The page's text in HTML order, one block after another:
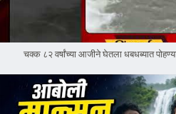
चक्क ८२ वर्षांच्या आजीने घेतला धबधब्यात